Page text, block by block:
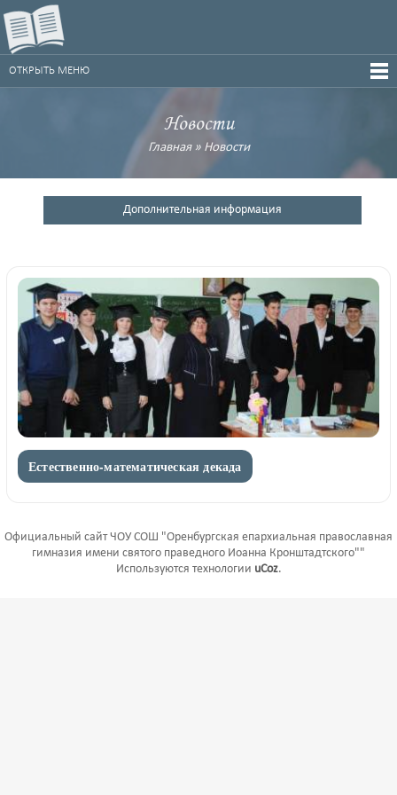
ОТКРЫТЬ МЕНЮ
Новости
Главная» Новости
Дополнительная информация
Естественно-математическая декада
Официальный сайт ЧОУ СОШ "Оренбургская епархиальная православная
гимназия имени святого праведного Иоанна Кронштадтского""
Используются технологии uCoz.